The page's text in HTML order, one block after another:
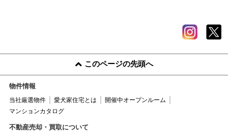
このページの先頭へ
物件情報
当社厳選物件 愛犬家住宅とは
開催中オープンルーム
マンションカタログ
不動産売却・買取について